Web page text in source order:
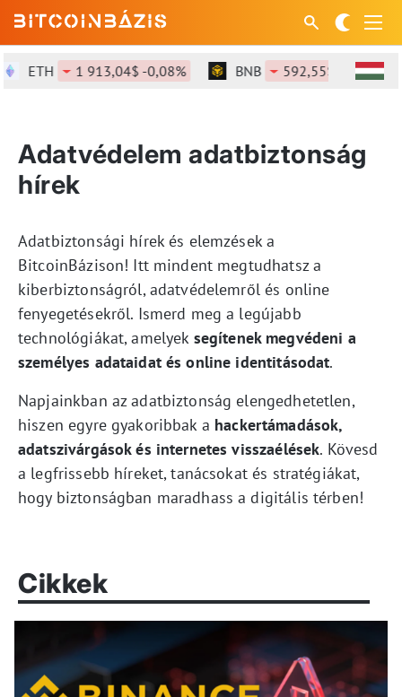
ETH 1 913,04$ -0,08% BNB 592,55$ -1,3%
Adatvédelem adatbiztonság
hírek
Adatbiztonsági hírek és elemzések a
BitcoinBázison! Itt mindent megtudhatsz a
kiberbiztonságról, adatvédelemről és online
fenyegetésekről. Ismerd meg a legújabb
technológiákat, amelyek segítenek megvédeni a
személyes adataidat és online identitásodat.
Napjainkban az adatbiztonság elengedhetetlen,
hiszen egyre gyakoribbak a hackertámadások,
adatszivárgások és internetes visszaélések. Kövesd
a legfrissebb híreket, tanácsokat és stratégiákat,
hogy biztonságban maradhass a digitális térben!
Cikkek